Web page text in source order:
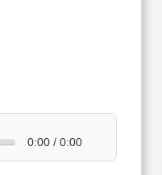
0:00 / 0:00